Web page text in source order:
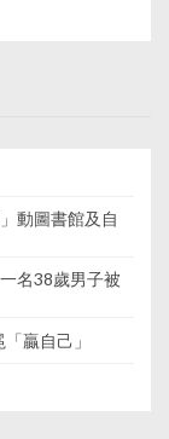
動圖書館及自
名38歲男子被
贏自己」